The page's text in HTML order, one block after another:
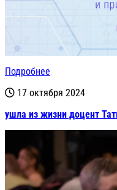
Подробнее
17 октября 2024
ушла из жизни доцент